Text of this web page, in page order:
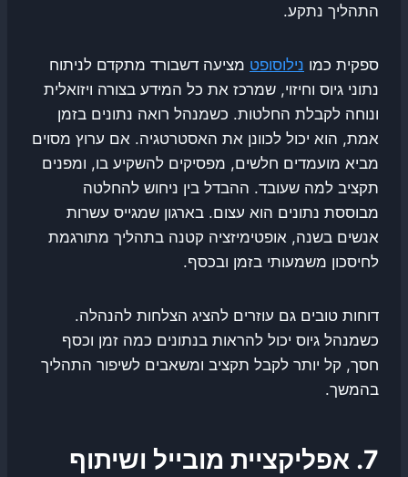
התהליך נתקע.
ספקית כמו נילוסופט מציעה דשבורד מתקדם לניתוח
נתוני גיוס וחיזוי, שמרכז את כל המידע בצורה ויזואלית
ונוחה לקבלת החלטות. כשמנהל רואה נתונים בזמן
אמת, הוא יכול לכוונן את האסטרטגיה. אם ערוץ מסוים
מביא מועמדים חלשים, מפסיקים להשקיע בו, ומפנים
תקציב למה שעובד. ההבדל בין ניחוש להחלטה
מבוססת נתונים הוא עצום. בארגון שמגייס עשרות
אנשים בשנה, אופטימיזציה קטנה בתהליך מתורגמת
לחיסכון משמעותי בזמן ובכסף.
דוחות טובים גם עוזרים להציג הצלחות להנהלה.
כשמנהל גיוס יכול להראות בנתונים כמה זמן וכסף
חסך, קל יותר לקבל תקציב ומשאבים לשיפור התהליך
בהמשך.
7. אפליקציית מובייל ושיתוף